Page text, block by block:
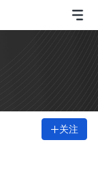
关注